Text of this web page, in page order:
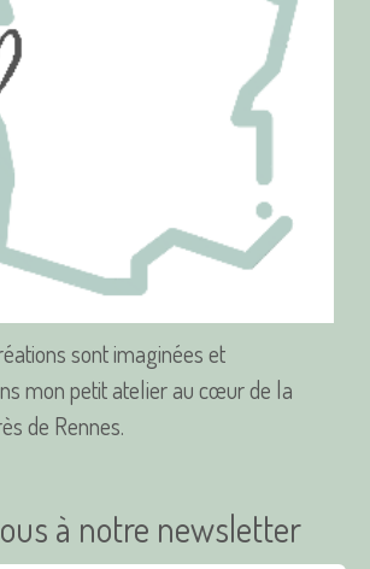
sont imaginées et
mon petit atelier au cœur de la
de Rennes.
à notre newsletter